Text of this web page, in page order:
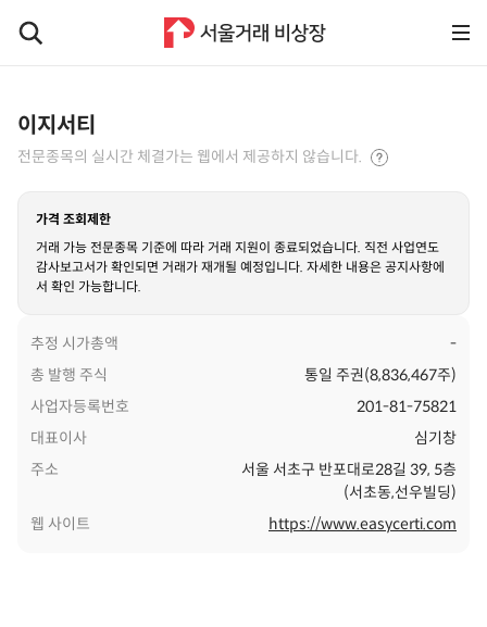
이지서티
전문종목의 실시간 체결가는 웹에서 제공하지 않습니다.
가격 조회제한
거래 가능 전문종목 기준에 따라 거래 지원이 종료되었습니다. 직전 사업연도
감사보고서가 확인되면 거래가 재개될 예정입니다. 자세한 내용은 공지사항에
서 확인 가능합니다.
추정 시가총액
-
총 발행 주식
통일 주권(8,836,467주)
사업자등록번호
201-81-75821
대표이사
심기창
주소
서울 서초구 반포대로28길 39, 5층
(서초동,선우빌딩)
웹 사이트
https://www.easycerti.com